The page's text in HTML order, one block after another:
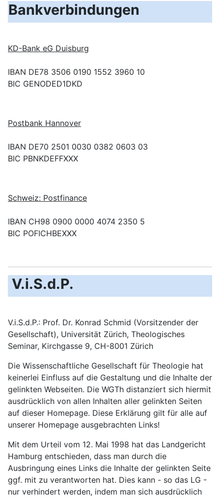
Bankverbindungen
KD-Bank eG Duisburg
IBAN DE78 3506 0190 1552 3960 10
BIC GENODED1DKD
Postbank Hannover
IBAN DE70 2501 0030 0382 0603 03
BIC PBNKDEFFXXX
Schweiz: Postfinance
IBAN CH98 0900 0000 4074 2350 5
BIC POFICHBEXXX
V.i.S.d.P.
V.i.S.d.P.: Prof. Dr. Konrad Schmid (Vorsitzender der
Gesellschaft), Universität Zürich, Theologisches
Seminar, Kirchgasse 9, CH-8001 Zürich
Die Wissenschaftliche Gesellschaft für Theologie hat
keinerlei Einfluss auf die Gestaltung und die Inhalte der
gelinkten Webseiten. Die WGTh distanziert sich hiermit
ausdrücklich von allen Inhalten aller gelinkten Seiten
auf dieser Homepage. Diese Erklärung gilt für alle auf
unserer Homepage ausgebrachten Links!
Mit dem Urteil vom 12. Mai 1998 hat das Landgericht
Hamburg entschieden, dass man durch die
Ausbringung eines Links die Inhalte der gelinkten Seite
ggf. mit zu verantworten hat. Dies kann - so das LG -
nur verhindert werden, indem man sich ausdrücklich